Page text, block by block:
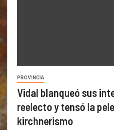
PROVINCIA
Vidal blanqueó sus
reelecto y tensó la
kirchnerismo